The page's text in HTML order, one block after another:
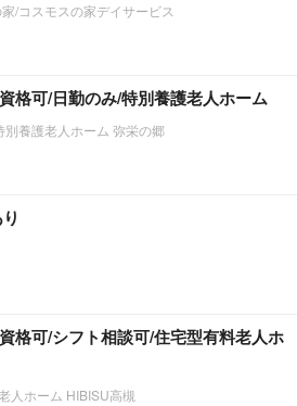
/コスモスの家デイサービス
格可/日勤のみ/特別養護老人ホーム
養護老人ホーム 弥栄の郷
格可/シフト相談可/住宅型有料老人ホ
人ホーム HIBISU高槻